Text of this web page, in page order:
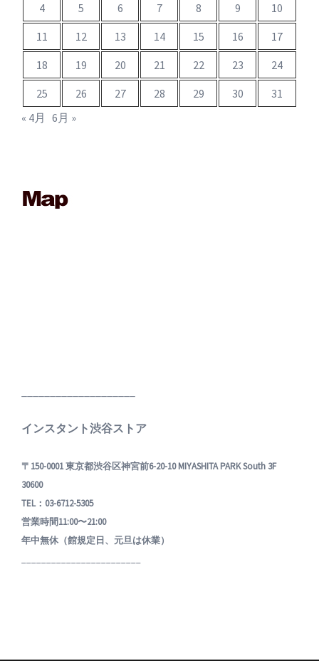
4
5 6 7 8 9
10
11
12 13 14 15 16
17
18
19 20 21 22 23
24
25
26 27 28 29 30
31
« 4月 6月 »
インスタント渋谷ストア
〒150-0001 東京都渋谷区神宮前6-20-10 MIYASHITA PARK South 3F
30600
TEL：03-6712-5305
営業時間11:00〜21:00
年中無休（館規定日、元旦は休業）